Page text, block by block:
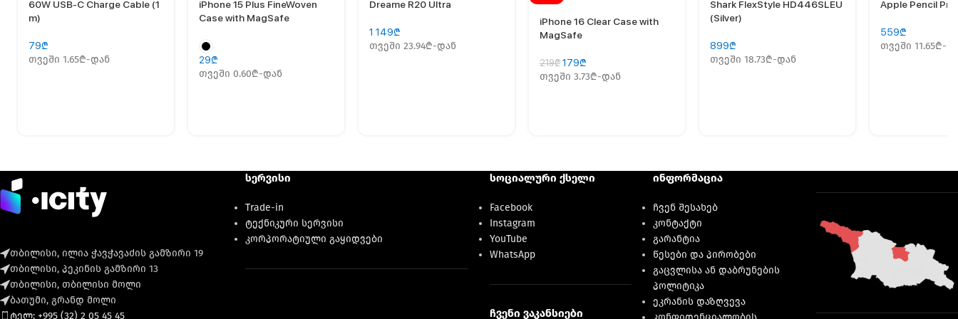
60W USB-C Charge Cable (1
m)
79₾
თვეში 1.65₾-დან
iPhone 15 Plus FineWoven
Case with MagSafe
29₾
თვეში 0.60₾-დან
Dreame R20 Ultra
1 149₾
თვეში 23.94₾-დან
iPhone 16 Clear Case with
MagSafe
219₾ 179₾
თვეში 3.73₾-დან
Shark FlexStyle HD446SLEU
(Silver)
899₾
თვეში 18.73₾-დან
Apple Pencil Pro
559₾
თვეში 11.65₾-
თბილისი, ილია ჭავჭავაძის გამზირი 19
თბილისი, პეკინის გამზირი 13
თბილისი, თბილისი მოლი
ბათუმი, გრანდ მოლი
ტელ: +995 (32) 2 05 45 45
სერვისი
Trade-in
ტექნიკური სერვისი
კორპორატიული გაყიდვები
სოციალური ქსელი
Facebook
Instagram
YouTube
WhatsApp
ჩვენი ვაკანსიები
ინფორმაცია
ჩვენ შესახებ
კონტაქტი
გარანტია
წესები და პირობები
გაცვლისა ან დაბრუნების
პოლიტიკა
ეკრანის დაზღვევა